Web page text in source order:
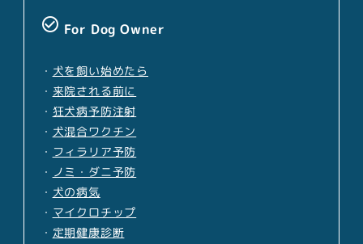
check_circle_outline For Dog Owner
・ 犬を飼い始めたら
・ 来院される前に
・ 狂犬病予防注射
・ 犬混合ワクチン
・ フィラリア予防
・ ノミ・ダニ予防
・ 犬の病気
・ マイクロチップ
・ 定期健康診断